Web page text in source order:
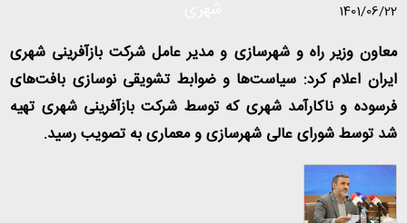
1401/06/22
معاون وزیر راه و شهرسازی و مدیر عامل شرکت بازآفرینی شهری
ایران اعلام کرد: سیاست‌ها و ضوابط تشویقی نوسازی بافت‌های
فرسوده و ناکارآمد شهری که توسط شرکت بازآفرینی شهری تهیه
شد توسط شورای عالی شهرسازی و معماری به تصویب رسید.